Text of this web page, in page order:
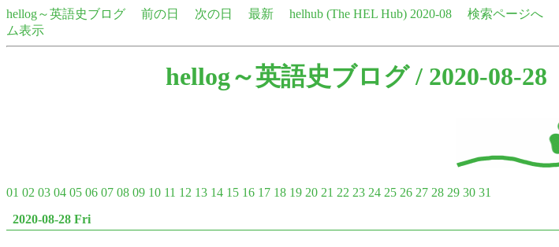
hellog～英語史ブログ 前の日 次の日 最新 helhub (The HEL Hub) 2020-08 検索ページへ
ム表示
hellog～英語史ブログ/ 2020-08-28
01 02 03 04 05 06 07 08 09 10 11 12 13 14 15 16 17 18 19 20 21 22 23 24 25 26 27 28 29 30 31
2020-08-28 Fri